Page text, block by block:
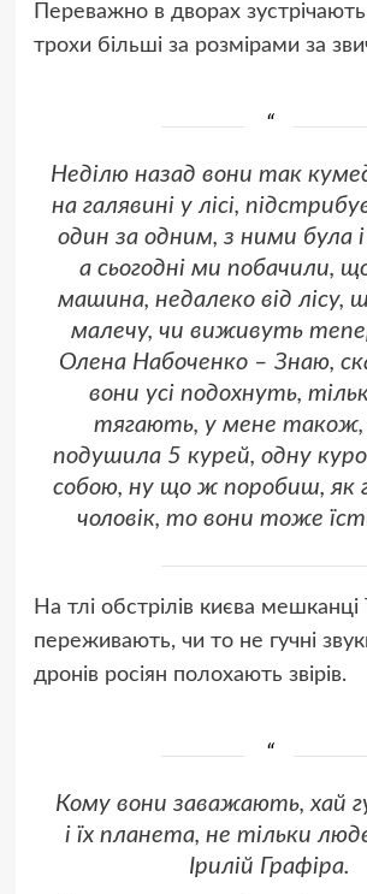
Переважно в дворах зустрічають
трохи більші за розмірами за
Неділю назад вони так
на галявині у лісі,
один за одним, з ними була
а сьогодні ми побачили,
машина, недалеко від лісу,
малечу, чи виживуть
Олена Набоченко – Знаю,
вони усі подохнуть,
тягають, у мене також,
подушила 5 курей, одну
собою, ну що ж поробиш, як
чоловік, то вони тоже
На тлі обстрілів києва
переживають, чи то не гучні
дронів росіян полохають звірів.
Кому вони заважають, хай
і їх планета, не тільки
Ірилій Графіра.